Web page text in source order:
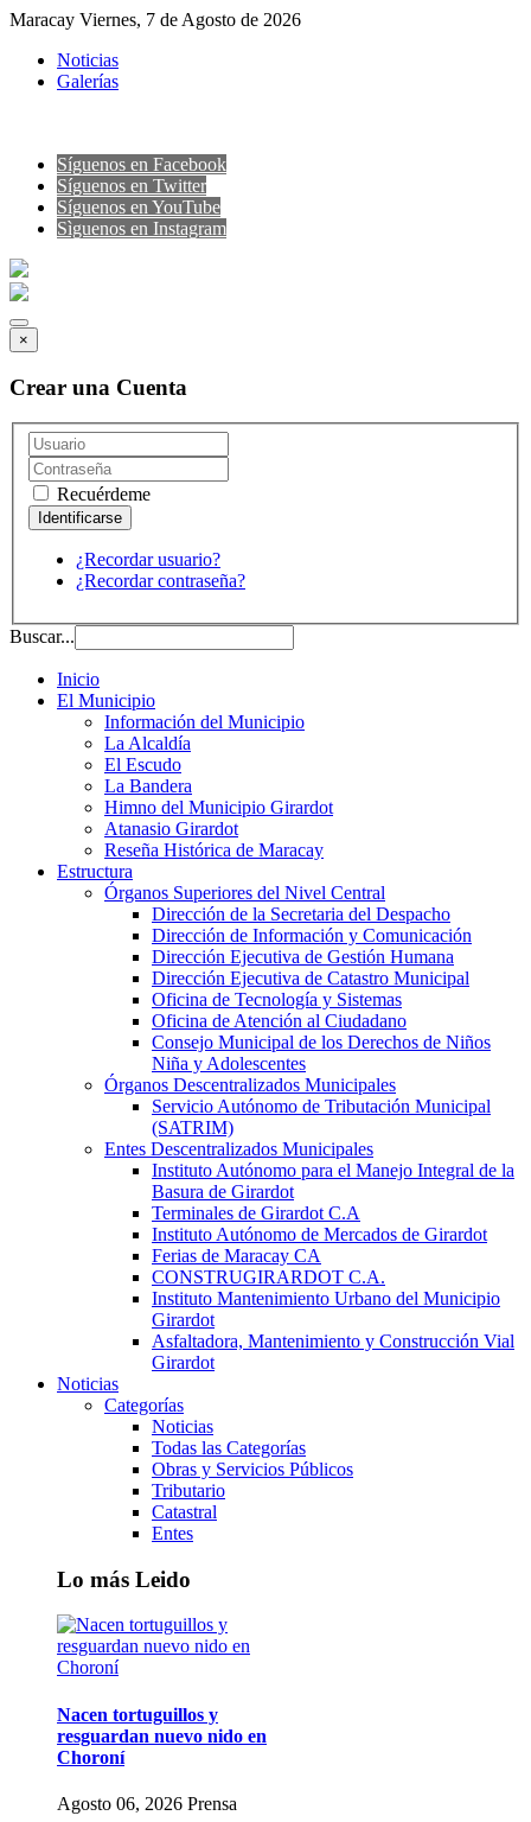
Maracay Viernes, 7 de Agosto de 2026
Noticias
Galerías
Síguenos en Facebook
Síguenos en Twitter
Síguenos en YouTube
Sìguenos en Instagram
×
Crear una Cuenta
Recuérdeme
¿Recordar usuario?
¿Recordar contraseña?
Buscar...
Inicio
El Municipio
Información del Municipio
La Alcaldía
El Escudo
La Bandera
Himno del Municipio Girardot
Atanasio Girardot
Reseña Histórica de Maracay
Estructura
Órganos Superiores del Nivel Central
Dirección de la Secretaria del Despacho
Dirección de Información y Comunicación
Dirección Ejecutiva de Gestión Humana
Dirección Ejecutiva de Catastro Municipal
Oficina de Tecnología y Sistemas
Oficina de Atención al Ciudadano
Consejo Municipal de los Derechos de Niños
Niña y Adolescentes
Órganos Descentralizados Municipales
Servicio Autónomo de Tributación Municipal
(SATRIM)
Entes Descentralizados Municipales
Instituto Autónomo para el Manejo Integral de la
Basura de Girardot
Terminales de Girardot C.A
Instituto Autónomo de Mercados de Girardot
Ferias de Maracay CA
CONSTRUGIRARDOT C.A.
Instituto Mantenimiento Urbano del Municipio
Girardot
Asfaltadora, Mantenimiento y Construcción Vial
Girardot
Noticias
Categorías
Noticias
Todas las Categorías
Obras y Servicios Públicos
Tributario
Catastral
Entes
Lo más Leido
Nacen tortuguillos y
resguardan nuevo nido en
Choroní
Agosto 06, 2026 Prensa